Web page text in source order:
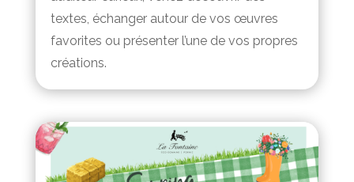
textes, échanger autour de vos œuvres
favorites ou présenter l’une de vos propres
créations.